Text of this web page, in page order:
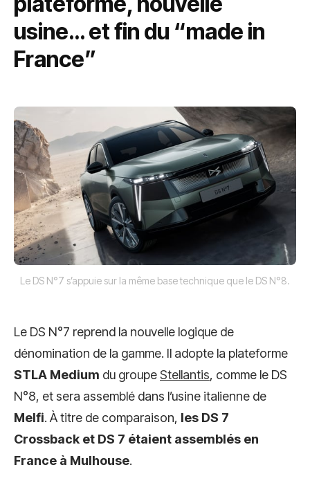
usine… et fin du “made in
France”
Le DS N°7 s’appuie sur la même base technique que le DS N°8.
Le DS N°7 reprend la nouvelle logique de
dénomination de la gamme. Il adopte la plateforme
STLA Medium du groupeStellantis, comme le DS
N°8, et sera assemblé dans l’usine italienne de
Melfi. À titre de comparaison, les DS 7
Crossback et DS 7 étaient assemblés en
France à Mulhouse.